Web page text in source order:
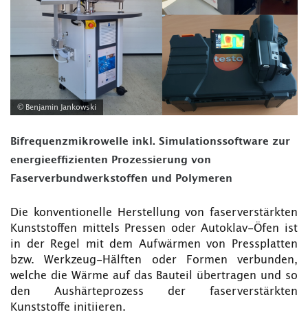
© Benjamin Jankowski
Bifrequenzmikrowelle inkl. Simulationssoftware zur
energieeffizienten Prozessierung von
Faserverbundwerkstoffen und Polymeren
Die konventionelle Herstellung von faserverstärkten
Kunststoffen mittels Pressen oder Autoklav-Öfen ist
in der Regel mit dem Aufwärmen von Pressplatten
bzw. Werkzeug-Hälften oder Formen verbunden,
welche die Wärme auf das Bauteil übertragen und so
den Aushärteprozess der faserverstärkten
Kunststoffe initiieren.